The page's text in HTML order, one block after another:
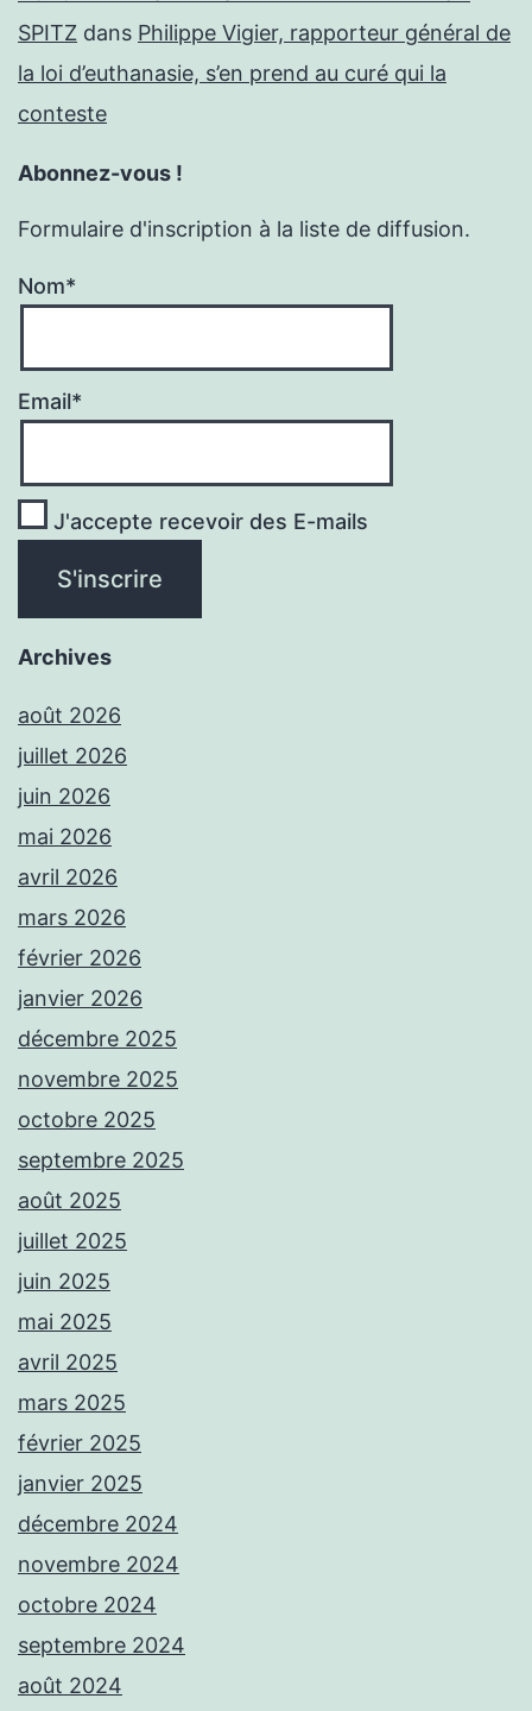
SPITZ dans Philippe Vigier, rapporteur général de
la loi d’euthanasie, s’en prend au curé qui la
conteste
Abonnez-vous !
Formulaire d'inscription à la liste de diffusion.
Nom*
Email*
J'accepte recevoir des E-mails
Archives
août 2026
juillet 2026
juin 2026
mai 2026
avril 2026
mars 2026
février 2026
janvier 2026
décembre 2025
novembre 2025
octobre 2025
septembre 2025
août 2025
juillet 2025
juin 2025
mai 2025
avril 2025
mars 2025
février 2025
janvier 2025
décembre 2024
novembre 2024
octobre 2024
septembre 2024
août 2024